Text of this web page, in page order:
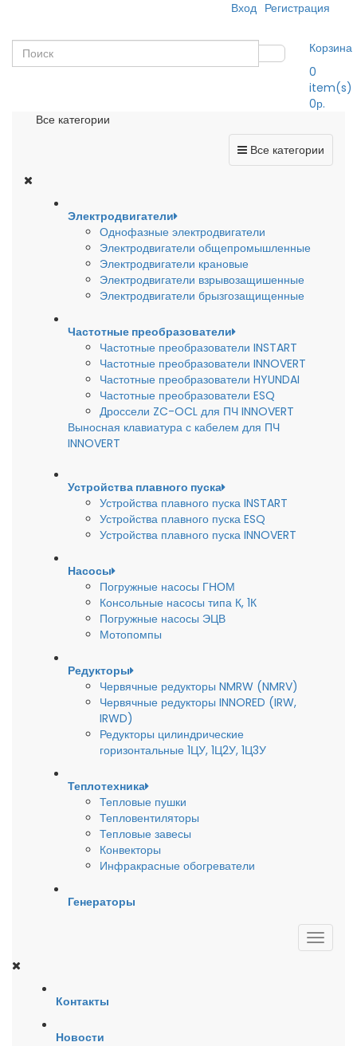
Вход Регистрация
Корзина
0
item(s)
0р.
Все категории
Все категории
Электродвигатели
Однофазные электродвигатели
Электродвигатели общепромышленные
Электродвигатели крановые
Электродвигатели взрывозащишенные
Электродвигатели брызгозащищенные
Частотные преобразователи
Частотные преобразователи INSTART
Частотные преобразователи INNOVERT
Частотные преобразователи HYUNDAI
Частотные преобразователи ESQ
Дроссели ZC-OCL для ПЧ INNOVERT
Выносная клавиатура с кабелем для ПЧ
INNOVERT
Устройства плавного пуска
Устройства плавного пуска INSTART
Устройства плавного пуска ESQ
Устройства плавного пуска INNOVERT
Насосы
Погружные насосы ГНОМ
Консольные насосы типа К, 1К
Погружные насосы ЭЦВ
Мотопомпы
Редукторы
Червячные редукторы NMRW (NMRV)
Червячные редукторы INNORED (IRW,
IRWD)
Редукторы цилиндрические
горизонтальные 1ЦУ, 1Ц2У, 1Ц3У
Теплотехника
Тепловые пушки
Тепловентиляторы
Тепловые завесы
Конвекторы
Инфракрасные обогреватели
Генераторы
Контакты
Новости